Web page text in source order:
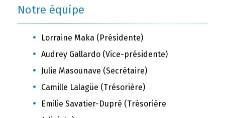
Notre équipe
Lorraine Maka (Présidente)
Audrey Gallardo (Vice-présidente)
Julie Masounave (Secrétaire)
Camille Lalagüe (Trésorière)
Emilie Savatier-Dupré (Trésorière